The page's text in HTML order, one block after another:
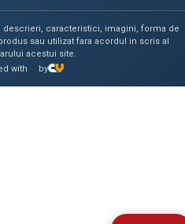
descrieri, caracteristici, imagini, forma de
sau utilizat fara acordul in scris al
acestui site.
with
by